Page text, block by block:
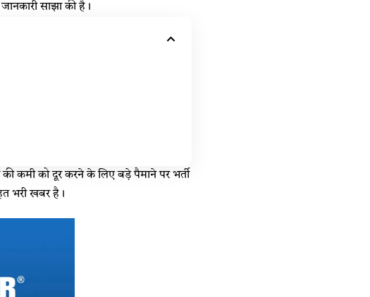
साझा की है।
की कमी को दूर करने के लिए बड़े पैमाने पर भर्ती
भरी खबर है।